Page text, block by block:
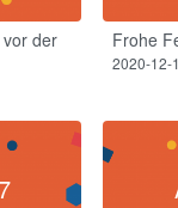
der
Frohe
2020-12-